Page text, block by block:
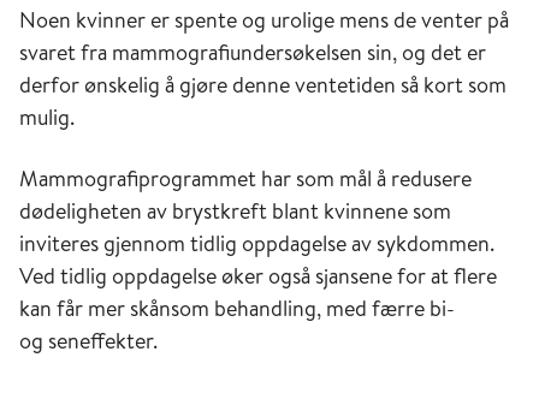
Noen kvinner er spente og urolige mens de venter på
svaret fra mammografiundersøkelsen sin, og det er
derfor ønskelig å gjøre denne ventetiden så kort som
mulig.
Mammografiprogrammet har som mål å redusere
dødeligheten av brystkreft blant kvinnene som
inviteres gjennom tidlig oppdagelse av sykdommen.
Ved tidlig oppdagelse øker også sjansene for at flere
kan får mer skånsom behandling, med færre bi-
og seneffekter.